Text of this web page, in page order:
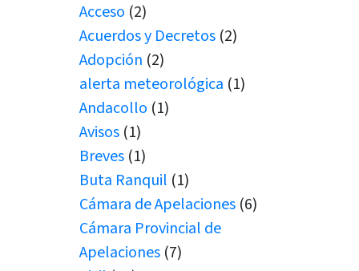
Acceso (2)
Acuerdos y Decretos (2)
Adopción (2)
alerta meteorológica (1)
Andacollo (1)
Avisos (1)
Breves (1)
Buta Ranquil (1)
Cámara de Apelaciones (6)
Cámara Provincial de
Apelaciones (7)